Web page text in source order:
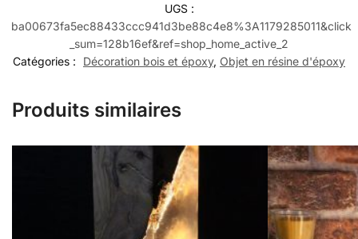
UGS :
ba00673fa5ec88433ccc941d3be88c4e8%3A1179285011&click
_sum=128b16ef&ref=shop_home_active_2
Catégories :
Décoration bois et époxy, Objet en résine d'époxy
Produits similaires